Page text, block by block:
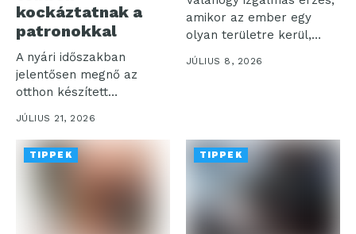
kockáztatnak a
patronokkal
A nyári időszakban
jelentősen megnő az
otthon készített
szénsavas italok iránti
JÚLIUS 21, 2026
amikor az ember egy
olyan területre kerül,
amelyet talán...
JÚLIUS 8, 2026
TIPPEK TIPPEK